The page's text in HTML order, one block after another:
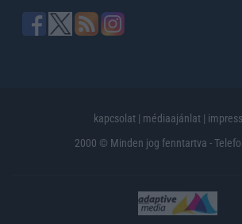
kapcsolat | médiaajánlat |
2000 © Minden jog fenntartva -